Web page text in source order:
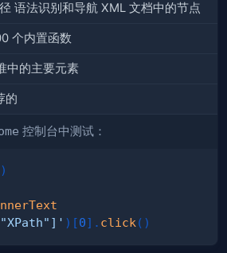
语法识别和导航 XML 文档中的节点
个内置函数
中的主要元素
的
控制台中测试：
)
) [0] . click ( )